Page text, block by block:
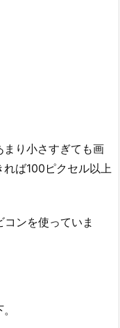
り小さすぎても画
ば100ピクセル以上
ンを使っていま